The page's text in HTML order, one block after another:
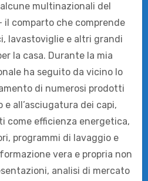
multinazionali del
il comparto che comprende
lavastoviglie e altri grandi
la casa. Durante la mia
ha seguito da vicino lo
di numerosi prodotti
all’asciugatura dei capi,
come efficienza energetica,
programmi di lavaggio e
vera e propria non
analisi di mercato